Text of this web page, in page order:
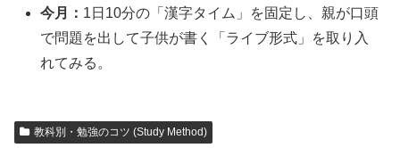
今月： 1日10分の「漢字タイム」を固定し、親が口頭
で問題を出して子供が書く「ライブ形式」を取り入
れてみる。
教科別・勉強のコツ (Study Method)